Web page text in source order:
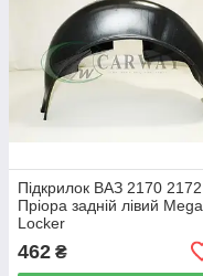
Підкрилок ВАЗ 2170 2172
Пріора задній лівий Mega
Locker
462 ₴